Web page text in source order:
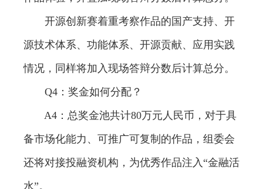
开源创新赛着重考察作品的国产支持、开
源技术体系、功能体系、开源贡献、应用实践
情况，同样将加入现场答辩分数后计算总分。
Q4：奖金如何分配？
A4：总奖金池共计80万元人民币，对于具
备市场化能力、可推广可复制的作品，组委会
还将对接投融资机构，为优秀作品注入“金融活
水”。